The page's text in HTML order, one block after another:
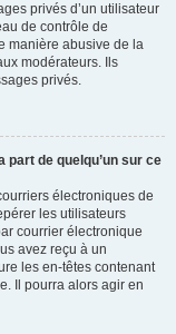
privés d’un utilisateur
de contrôle de
manière abusive de la
modérateurs. Ils
privés.
part de quelqu’un sur ce
électroniques de
les utilisateurs
courrier électronique
avez reçu à un
les en-têtes contenant
Il pourra alors agir en